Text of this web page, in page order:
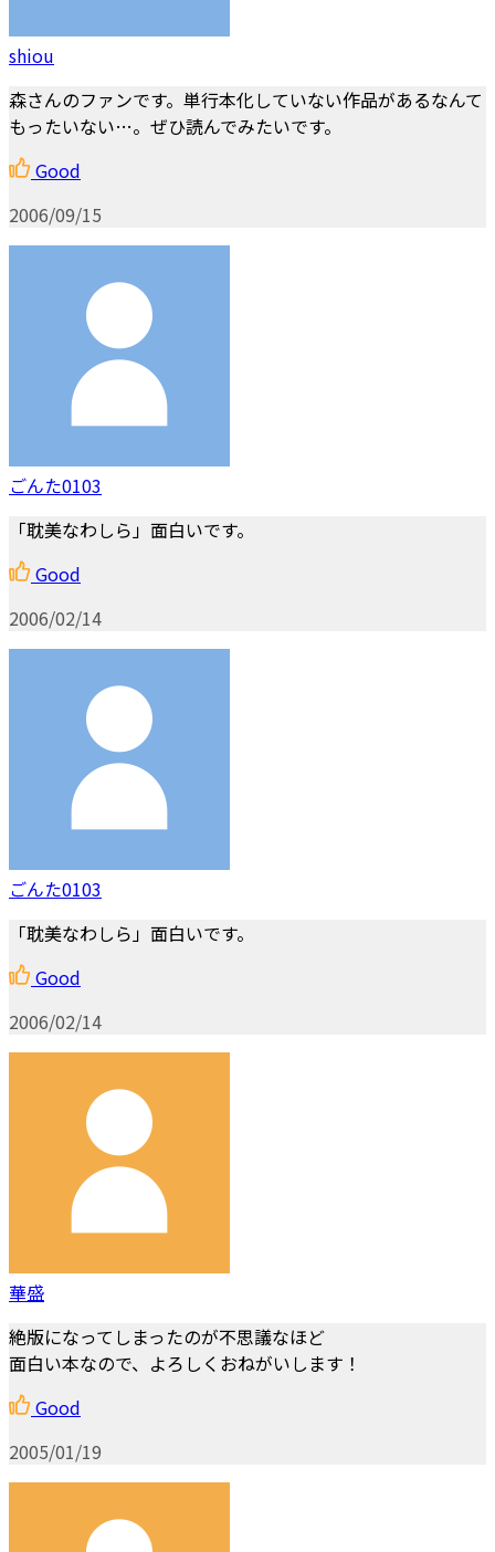
shiou
森さんのファンです。単行本化していない作品があるなんて
もったいない…。ぜひ読んでみたいです。
Good
2006/09/15
ごんた0103
「耽美なわしら」面白いです。
Good
2006/02/14
ごんた0103
「耽美なわしら」面白いです。
Good
2006/02/14
華盛
絶版になってしまったのが不思議なほど
面白い本なので、よろしくおねがいします！
Good
2005/01/19